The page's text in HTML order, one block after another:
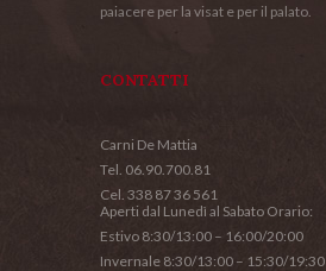
paiacere per la visat e per il palato.
CONTATTI
Carni De Mattia
Tel. 06.90.700.81
Cel. 338 87 36 561
Aperti dal Lunedì al Sabato Orario:
Estivo 8:30/13:00 – 16:00/20:00
Invernale 8:30/13:00 – 15:30/19:30